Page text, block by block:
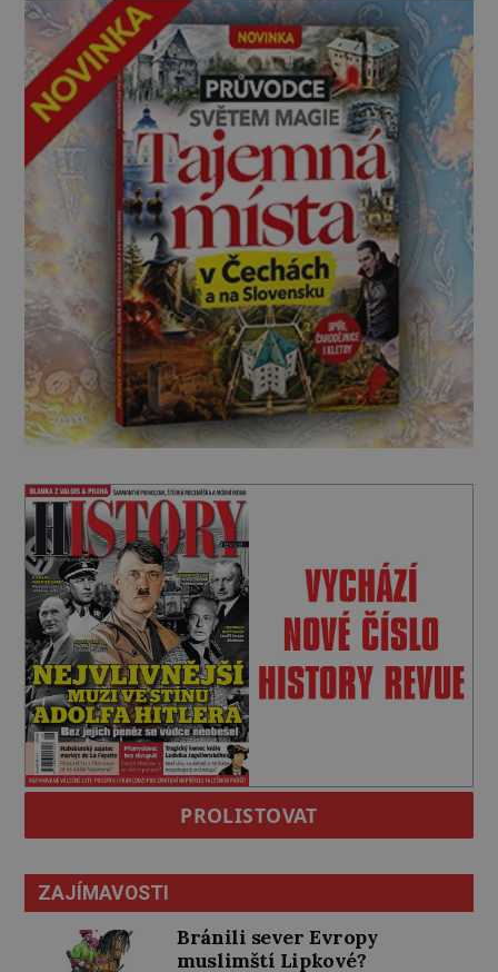
PROLISTOVAT
ZAJÍMAVOSTI
Bránili sever Evropy
muslimští Lipkové?